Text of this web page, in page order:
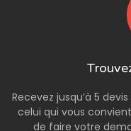
Recevez jusqu’à 5
celui qui vous
de faire votre